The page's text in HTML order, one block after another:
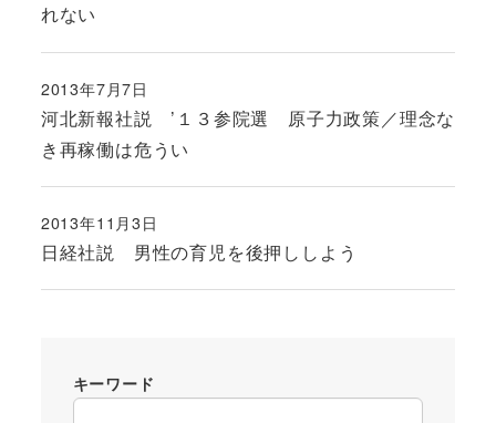
れない
河北新報社説 ’１３参院選 原子力政策／理念な
き再稼働は危うい
投稿日
2013年7月7日
日経社説 男性の育児を後押ししよう
投稿日
2013年11月3日
キーワード